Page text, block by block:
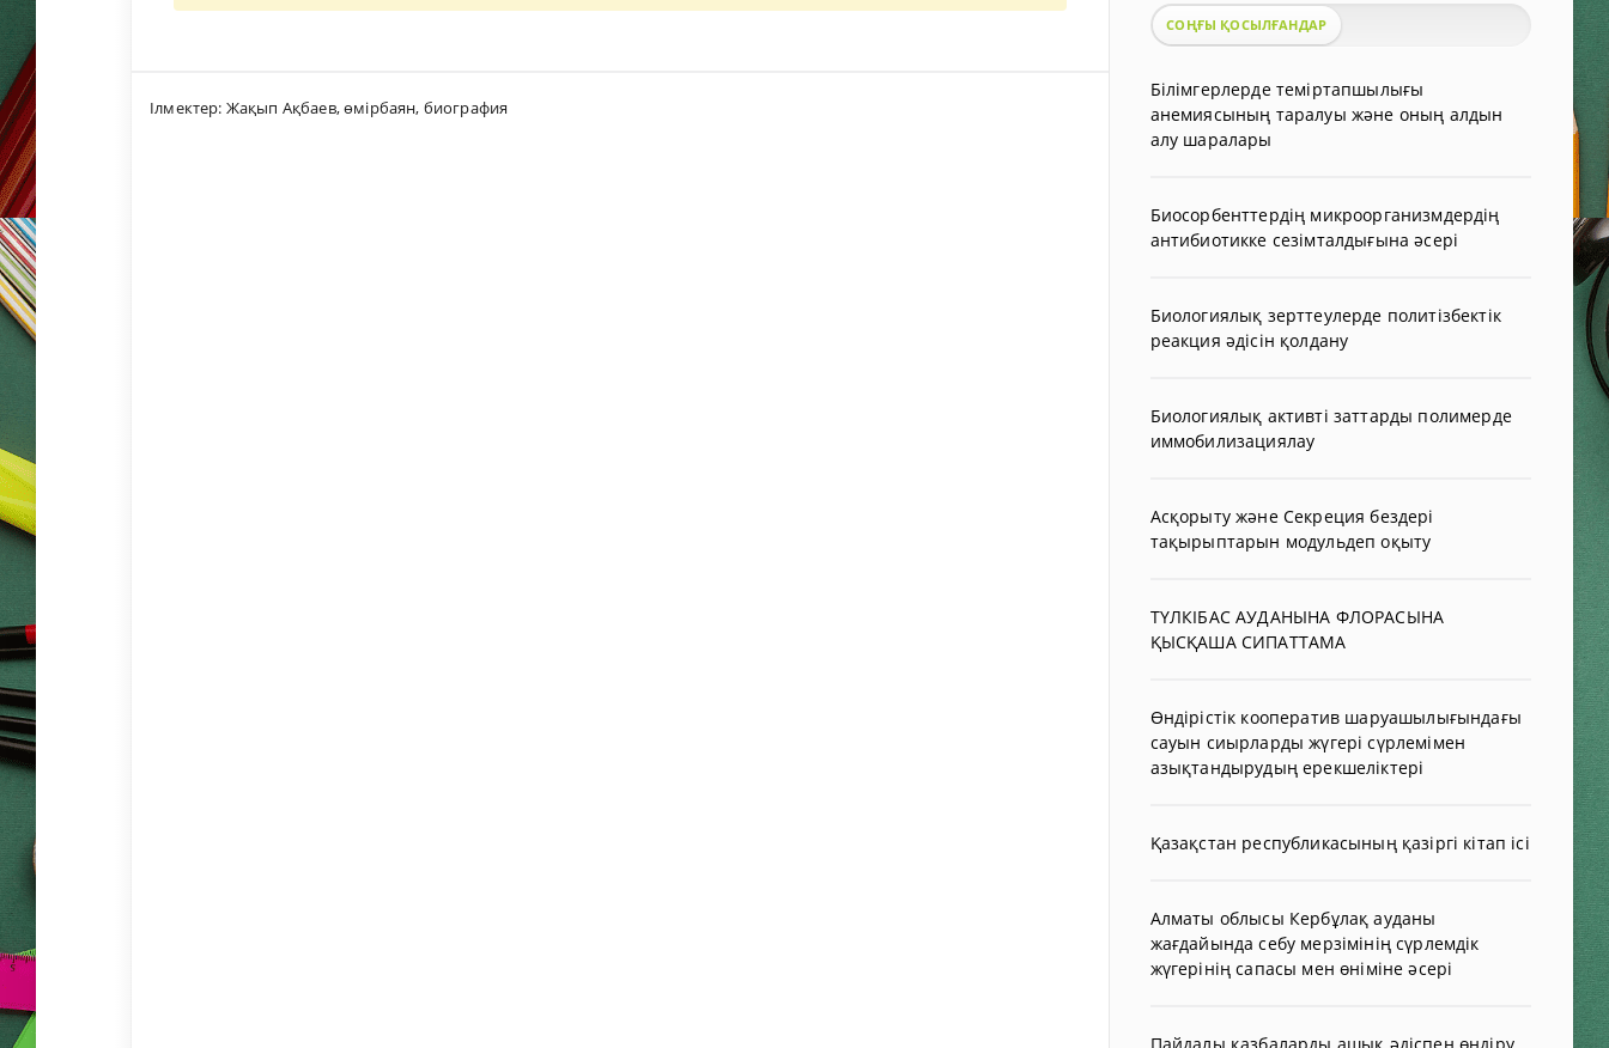
Ілмектер: Жақып Ақбаев,өмірбаян, биография
СОҢҒЫ ҚОСЫЛҒАНДАР
Білімгерлерде теміртапшылығы
анемиясының таралуы және оның алдын
алу шаралары
Биосорбенттердің микроорганизмдердің
антибиотикке сезімталдығына әсері
Биологиялық зерттеулерде политізбектік
реакция әдісін қолдану
Биологиялық активті заттарды полимерде
иммобилизациялау
Асқорыту және Секреция бездері
тақырыптарын модульдеп оқыту
ТҮЛКІБАС АУДАНЫНА ФЛОРАСЫНА
ҚЫСҚАША СИПАТТАМА
Өндірістік кооператив шаруашылығындағы
сауын сиырларды жүгері сүрлемімен
азықтандырудың ерекшеліктері
Қазақстан республикасының қазіргі кітап ісі
Алматы облысы Кербұлақ ауданы
жағдайында себу мерзімінің сүрлемдік
жүгерінің сапасы мен өніміне әсері